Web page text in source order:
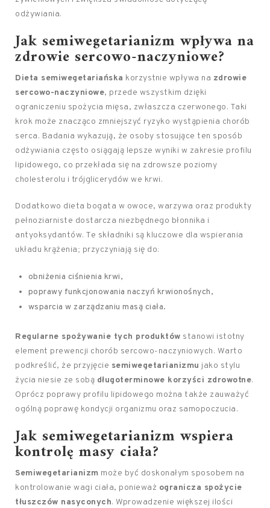
odżywiania.
Jak semiwegetarianizm wpływa na
zdrowie sercowo-naczyniowe?
Dieta semiwegetariańska korzystnie wpływa na zdrowie
sercowo-naczyniowe, przede wszystkim dzięki
ograniczeniu spożycia mięsa, zwłaszcza czerwonego. Taki
krok może znacząco zmniejszyć ryzyko wystąpienia chorób
serca. Badania wykazują, że osoby stosujące ten sposób
odżywiania często osiągają lepsze wyniki w zakresie profilu
lipidowego, co przekłada się na zdrowsze poziomy
cholesterolu i trójglicerydów we krwi.
Dodatkowo dieta bogata w owoce, warzywa oraz produkty
pełnoziarniste dostarcza niezbędnego błonnika i
antyoksydantów. Te składniki są kluczowe dla wspierania
układu krążenia; przyczyniają się do:
obniżenia ciśnienia krwi,
poprawy funkcjonowania naczyń krwionośnych,
wsparcia w zarządzaniu masą ciała.
Regularne spożywanie tych produktów stanowi istotny
element prewencji chorób sercowo-naczyniowych. Warto
podkreślić, że przyjęcie semiwegetarianizmu jako stylu
życia niesie ze sobą długoterminowe korzyści zdrowotne.
Oprócz poprawy profilu lipidowego można także zauważyć
ogólną poprawę kondycji organizmu oraz samopoczucia.
Jak semiwegetarianizm wspiera
kontrolę masy ciała?
Semiwegetarianizm może być doskonałym sposobem na
kontrolowanie wagi ciała, ponieważ ogranicza spożycie
tłuszczów nasyconych. Wprowadzenie większej ilości